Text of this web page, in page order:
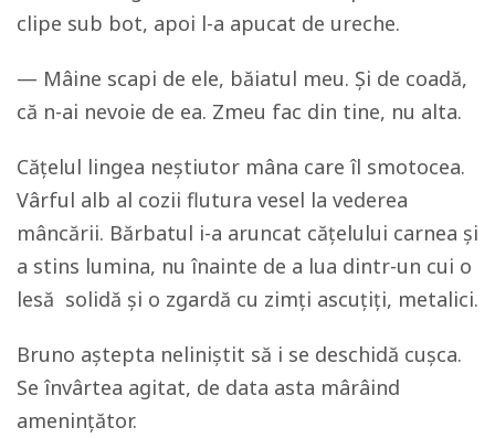
clipe sub bot, apoi l-a apucat de ureche.
— Mâine scapi de ele, băiatul meu. Și de coadă,
că n-ai nevoie de ea. Zmeu fac din tine, nu alta.
Cățelul lingea neștiutor mâna care îl smotocea.
Vârful alb al cozii flutura vesel la vederea
mâncării. Bărbatul i-a aruncat cățelului carnea și
a stins lumina, nu înainte de a lua dintr-un cui o
lesă solidă și o zgardă cu zimți ascuțiți, metalici.
Bruno aștepta neliniștit să i se deschidă cușca.
Se învârtea agitat, de data asta mârâind
amenințător.